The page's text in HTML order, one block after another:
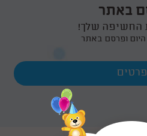
באתר
שלך!
ופרסם באתר